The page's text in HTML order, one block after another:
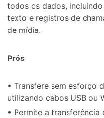
todos os dados,
texto e registros de
de mídia.
Prós
• Transfere sem esforço
utilizando cabos USB ou
• Permite a